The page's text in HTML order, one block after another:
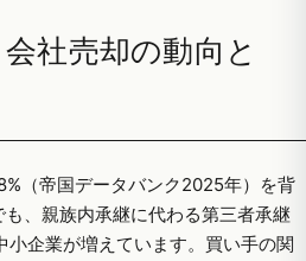
社売却の動向と
（帝国データバンク2025年）を背
、親族内承継に代わる第三者承継
小企業が増えています。買い手の関